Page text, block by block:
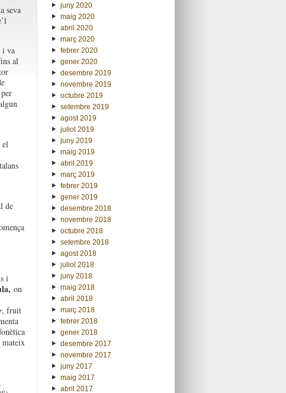
seva
i va
al
el
de
i
on
, fruit
juny 2020
maig 2020
abril 2020
març 2020
febrer 2020
gener 2020
desembre 2019
novembre 2019
octubre 2019
setembre 2019
agost 2019
juliol 2019
juny 2019
maig 2019
abril 2019
març 2019
febrer 2019
gener 2019
desembre 2018
novembre 2018
octubre 2018
setembre 2018
agost 2018
juliol 2018
juny 2018
maig 2018
abril 2018
març 2018
febrer 2018
gener 2018
desembre 2017
novembre 2017
juny 2017
maig 2017
abril 2017